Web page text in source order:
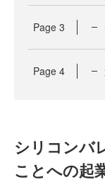
Page 3
Page 4
シリコンバ
ことへの起